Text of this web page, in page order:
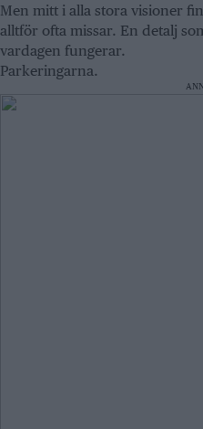
Men mitt i alla stora visioner
alltför ofta missar. En detalj
vardagen fungerar.
Parkeringarna.